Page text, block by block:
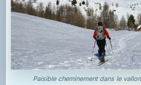
Paisible cheminement dans le